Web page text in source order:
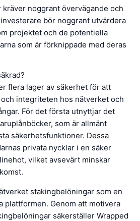
noggrant övervägande och
bör noggrant utvärdera
projektet och de potentiella
som är förknippade med deras
flera lager av säkerhet för att
integriteten hos nätverket och
För det första utnyttjar det
som är allmänt
säkerhetsfunktioner. Dessa
privata nycklar i en säker
vilket avsevärt minskar
stakingbelöningar som en
plattformen. Genom att motivera
säkerställer Wrapped